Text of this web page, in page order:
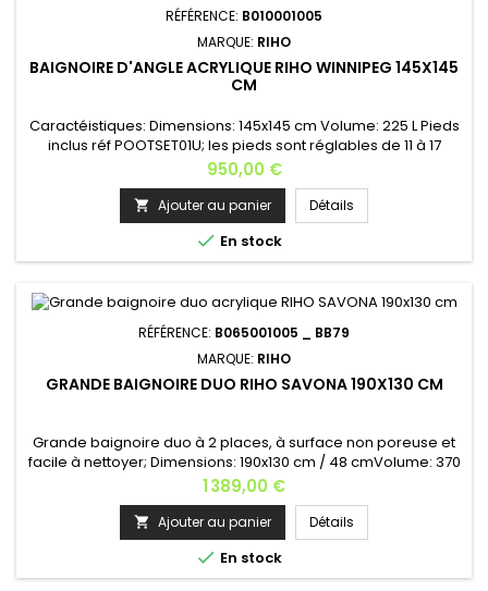
RÉFÉRENCE: B010001005
MARQUE: RIHO
BAIGNOIRE D'ANGLE ACRYLIQUE RIHO WINNIPEG 145X145
CM
Caractéistiques: Dimensions: 145x145 cm Volume: 225 L Pieds
inclus réf POOTSET01U; les pieds sont réglables de 11 à 17
cm Couleur de la baignoire: blanc Options: appui-tête,
poignée, tablier, kit vidage, cascade, système
balnéothérapie...Appui-tête: AH14 - couleur au choix (noir ou
gris)Merci de nous contacter pour les options.RIHO apporte
une...
Prix
950,00 €
 Ajouter au panier Détails
 En stock
RÉFÉRENCE: B065001005 _ BB79
MARQUE: RIHO
GRANDE BAIGNOIRE DUO RIHO SAVONA 190X130 CM
Grande baignoire duo à 2 places, à surface non poreuse et
facile à nettoyer; Dimensions: 190x130 cm / 48 cmVolume: 370
LSupports pieds inclus Appui-tête long noir inclus Installation:
à encastrerCouleur de la baignoire: blanc La nouvelle
baignoire SAVONA offre un énorme espace pour se
détendre pleinement.Avec ses grandes dimensions de 190 x
130 cm elle...
Prix
1 389,00 €
 Ajouter au panier Détails
 En stock